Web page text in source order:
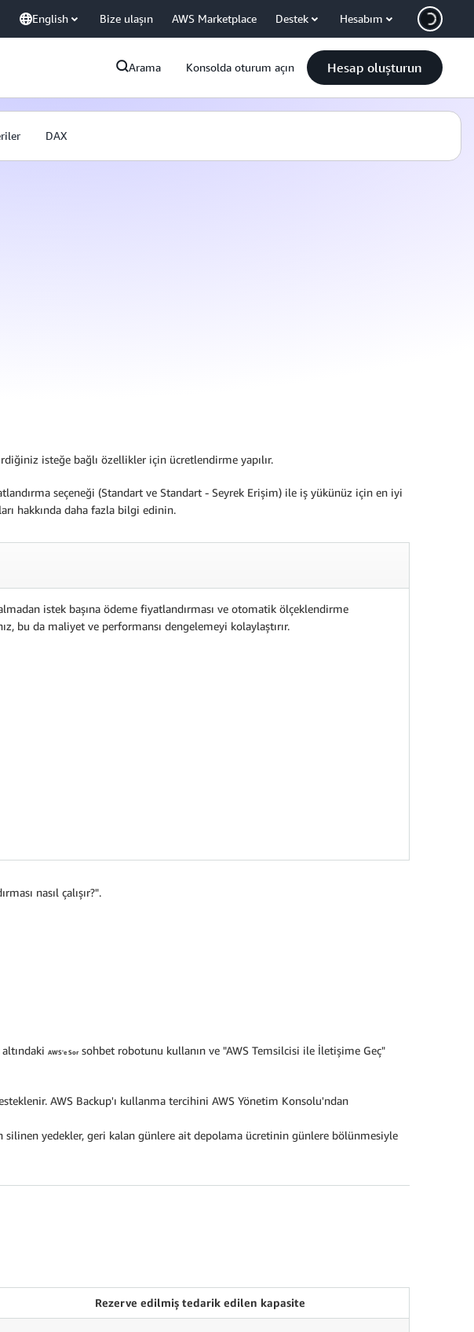
English Bize ulaşın AWS Marketplace Destek Hesabım
Arama Konsolda oturum açın Hesap oluşturun
DAX
isteğe bağlı özellikler için ücretlendirme yapılır.
seçeneği (Standart ve Standart - Seyrek Erişim) ile iş yükünüz için en iyi
hakkında daha fazla bilgi edinin.
istek başına ödeme fiyatlandırması ve otomatik ölçeklendirme
bu da maliyet ve performansı dengelemeyi kolaylaştırır.
nasıl çalışır?".
AWS'e Sorsohbet robotunu kullanın ve "AWS Temsilcisi ile İletişime Geç"
AWS Backup'ı kullanma tercihini AWS Yönetim Konsolu'ndan
yedekler, geri kalan günlere ait depolama ücretinin günlere bölünmesiyle
Rezerve edilmiş tedarik edilen kapasite